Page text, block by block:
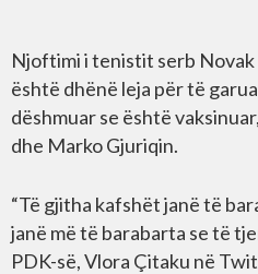
Njoftimi i tenistit serb Novak
është dhënë leja për të
dëshmuar se është
dhe Marko Gjuriqin.
“Të gjitha kafshët janë të
janë më të barabarta se të
PDK-së, Vlora Çitaku në